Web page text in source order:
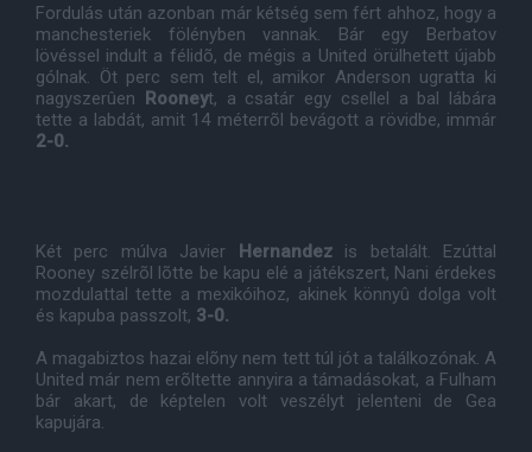
Fordulás után azonban már kétség sem fért ahhoz, hogy a
manchesteriek fölényben vannak. Bár egy Berbatov
lövéssel indult a félidõ, de mégis a United örülhetett újabb
gólnak. Öt perc sem telt el, amikor Anderson ugratta ki
nagyszerûen
Rooneyt, a csatár egy csellel a bal lábára
tette a labdát, amit 14 méterrõl bevágott a rövidbe, immár
2-0.
Két perc múlva Javier Hernandezis betalált. Ezúttal
Rooney szélrõl lõtte be kapu elé a játékszert, Nani érdekes
mozdulattal tette a mexikóihoz, akinek könnyû dolga volt
és kapuba passzolt, 3-0.
A magabiztos hazai elõny nem tett túl jót a találkozónak. A
United már nem erõltette annyira a támadásokat, a Fulham
bár akart, de képtelen volt veszélyt jelenteni de Gea
kapujára.